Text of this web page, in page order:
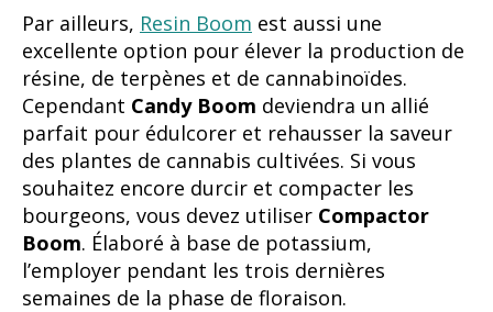
Par ailleurs, Resin Boom est aussi une
excellente option pour élever la production de
résine, de terpènes et de cannabinoïdes.
Cependant Candy Boom deviendra un allié
parfait pour édulcorer et rehausser la saveur
des plantes de cannabis cultivées. Si vous
souhaitez encore durcir et compacter les
bourgeons, vous devez utiliser Compactor
Boom. Élaboré à base de potassium,
l’employer pendant les trois dernières
semaines de la phase de floraison.